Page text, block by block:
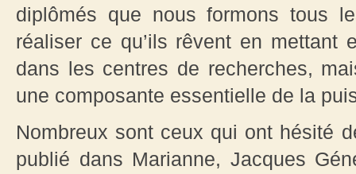
diplômés que nous formons tous
réaliser ce qu’ils rêvent en mettant
dans les centres de recherches,
une composante essentielle de la
Nombreux sont ceux qui ont hésité
publié dans Marianne, Jacques